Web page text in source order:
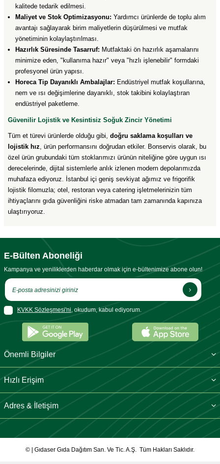
kalitede tedarik edilmesi.
Maliyet ve Stok Optimizasyonu: Yardımcı ürünlerde de toplu alım
avantajı sağlayarak birim maliyetlerin düşürülmesi ve mutfak
yönetiminin kolaylaştırılması.
Hazırlık Süresinde Tasarruf: Mutfaktaki ön hazırlık aşamalarını
minimize eden, "kullanıma hazır" veya "hızlı işlenebilir" formdaki
profesyonel ürün yapısı.
Horeca Tip Dayanıklı Ambalajlar: Endüstriyel mutfak koşullarına,
nem ve ısı değişimlerine dayanıklı, stok takibini kolaylaştıran
endüstriyel paketleme.
Güvenilir Lojistik ve Kesintisiz Soğuk Zincir Yönetimi
Tüm et türevi ürünlerde olduğu gibi, doğru saklama koşulları ve
lojistik hız, ürün performansını doğrudan etkiler. Bonservis olarak, bu
özel ürün grubundaki tüm stoklarımızı ürünün niteliğine göre uygun ısı
derecelerinde, dijital sistemlerle anlık izlenen modern depolarımızda
muhafaza ediyoruz. İstanbul içi geniş sevkiyat ağımız ve frigorifik
lojistik filomuzla; otel, restoran veya catering işletmelerinizin tüm
ihtiyaçlarını gıda güvenliğini riske atmadan tam zamanında kapınıza
ulaştırıyoruz.
E-Bülten Aboneliği
Kampanya ve yeniliklerden haberdar olmak için e-bültenimize abone olun!
KVKK Sözleşmesi'ni, okudum, kabul ediyorum.
Önemli Bilgiler
Hızlı Erişim
Adres & İletişim
© | Gıdaser Gıda Dağıtım San. Ve Tic. A.Ş. Tüm Hakları Saklıdır.